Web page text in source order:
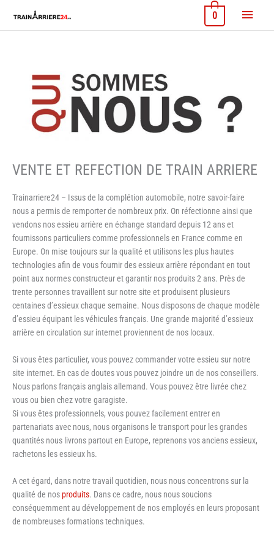
contenu
Menu
0
VENTE ET REFECTION DE TRAIN ARRIERE
Trainarriere24 – Issus de la complétion automobile, notre savoir-faire
nous a permis de remporter de nombreux prix. On réfectionne ainsi que
vendons nos essieu arrière en échange standard depuis 12 ans et
fournissons particuliers comme professionnels en France comme en
Europe. On mise toujours sur la qualité et utilisons les plus hautes
technologies afin de vous fournir des essieux arrière répondant en tout
point aux normes constructeur et garantir nos produits 2 ans. Près de
trente personnes travaillent sur notre site et produisent plusieurs
centaines d’essieux chaque semaine. Nous disposons de chaque modèle
d’essieu équipant les véhicules français. Une grande majorité d’essieux
arrière en circulation sur internet proviennent de nos locaux.
Si vous êtes particulier, vous pouvez commander votre essieu sur notre
site internet. En cas de doutes vous pouvez joindre un de nos conseillers.
Nous parlons français anglais allemand. Vous pouvez être livrée chez
vous ou bien chez votre garagiste.
Si vous êtes professionnels, vous pouvez facilement entrer en
partenariats avec nous, nous organisons le transport pour les grandes
quantités nous livrons partout en Europe, reprenons vos anciens essieux,
rachetons les essieux hs.
A cet égard, dans notre travail quotidien, nous nous concentrons sur la
qualité de nos produits. Dans ce cadre, nous nous soucions
conséquemment au développement de nos employés en leurs proposant
de nombreuses formations techniques.